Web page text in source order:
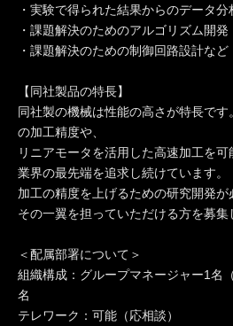
・実験で得られた結果からのデータ分
・課題解決のためのアルゴリズム開発
・課題解決のための制御回路設計など
【同社製品の特長】
同社製の機械は性能の高さが特長で
の加工精度や、
リニアモータを活用した高速加工を可
業界の最先端を追求し続けています。
加工の精度を上げるための研究開発が
その一翼を担っていただける方を募集
＜配属部署について＞
組織構成：グループマネージャー1名
名
テレワーク：可能（応相談）